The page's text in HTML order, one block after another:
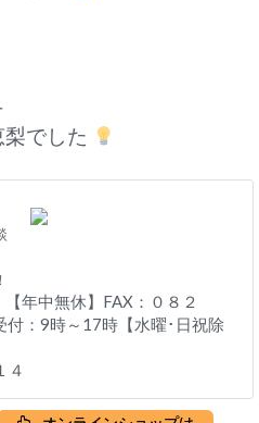
梨でした
年中無休】FAX：０８２
付：9時～17時【水曜･日祝除
４